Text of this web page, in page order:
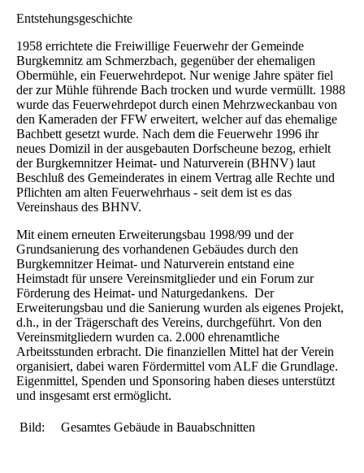
Entstehungsgeschichte
1958 errichtete die Freiwillige Feuerwehr der Gemeinde
Burgkemnitz am Schmerzbach, gegenüber der ehemaligen
Obermühle, ein Feuerwehrdepot. Nur wenige Jahre später fiel
der zur Mühle führende Bach trocken und wurde vermüllt. 1988
wurde das Feuerwehrdepot durch einen Mehrzweckanbau von
den Kameraden der FFW erweitert, welcher auf das ehemalige
Bachbett gesetzt wurde. Nach dem die Feuerwehr 1996 ihr
neues Domizil in der ausgebauten Dorfscheune bezog, erhielt
der Burgkemnitzer Heimat- und Naturverein (BHNV) laut
Beschluß des Gemeinderates in einem Vertrag alle Rechte und
Pflichten am alten Feuerwehrhaus - seit dem ist es das
Vereinshaus des BHNV.
Mit einem erneuten Erweiterungsbau 1998/99 und der
Grundsanierung des vorhandenen Gebäudes durch den
Burgkemnitzer Heimat- und Naturverein entstand eine
Heimstadt für unsere Vereinsmitglieder und ein Forum zur
Förderung des Heimat- und Naturgedankens. Der
Erweiterungsbau und die Sanierung wurden als eigenes Projekt,
d.h., in der Trägerschaft des Vereins, durchgeführt. Von den
Vereinsmitgliedern wurden ca. 2.000 ehrenamtliche
Arbeitsstunden erbracht. Die finanziellen Mittel hat der Verein
organisiert, dabei waren Fördermittel vom ALF die Grundlage.
Eigenmittel, Spenden und Sponsoring haben dieses unterstützt
und insgesamt erst ermöglicht.
Bild: Gesamtes Gebäude in Bauabschnitten